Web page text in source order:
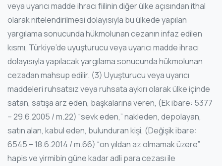
veya uyarıcı madde ihracı fiilinin diğer ülke açısından ithal
olarak nitelendirilmesi dolayısıyla bu ülkede yapılan
yargılama sonucunda hükmolunan cezanın infaz edilen
kısmı, Türkiye’de uyuşturucu veya uyarıcı madde ihracı
dolayısıyla yapılacak yargılama sonucunda hükmolunan
cezadan mahsup edilir. (3) Uyuşturucu veya uyarıcı
maddeleri ruhsatsız veya ruhsata aykırı olarak ülke içinde
satan, satışa arz eden, başkalarına veren, (Ek ibare: 5377
– 29.6.2005 / m.22) “sevk eden,” nakleden, depolayan,
satın alan, kabul eden, bulunduran kişi, (Değişik ibare:
6545 – 18.6.2014 / m.66) “on yıldan az olmamak üzere”
hapis ve yirmibin güne kadar adli para cezası ile